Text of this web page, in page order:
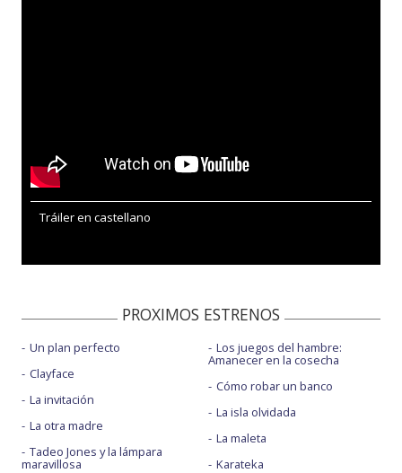
Tráiler en castellano
PROXIMOS ESTRENOS
Un plan perfecto
Clayface
La invitación
La otra madre
Tadeo Jones y la lámpara
maravillosa
Los juegos del hambre:
Amanecer en la cosecha
Cómo robar un banco
La isla olvidada
La maleta
Karateka